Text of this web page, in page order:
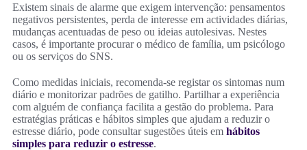
Existem sinais de alarme que exigem intervenção: pensamentos
negativos persistentes, perda de interesse em actividades diárias,
mudanças acentuadas de peso ou ideias autolesivas. Nestes
casos, é importante procurar o médico de família, um psicólogo
ou os serviços do SNS.
Como medidas iniciais, recomenda‑se registar os sintomas num
diário e monitorizar padrões de gatilho. Partilhar a experiência
com alguém de confiança facilita a gestão do problema. Para
estratégias práticas e hábitos simples que ajudam a reduzir o
estresse diário, pode consultar sugestões úteis em hábitos
simples para reduzir o estresse.